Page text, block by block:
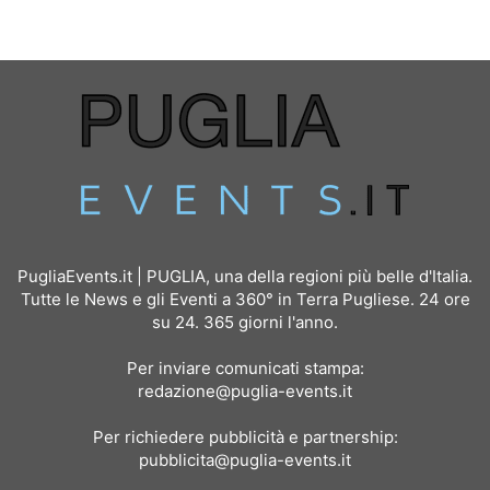
PugliaEvents.it | PUGLIA, una della regioni più belle d'Italia.
Tutte le News e gli Eventi a 360° in Terra Pugliese. 24 ore
su 24. 365 giorni l'anno.
Per inviare comunicati stampa:
redazione@puglia-events.it
Per richiedere pubblicità e partnership:
pubblicita@puglia-events.it